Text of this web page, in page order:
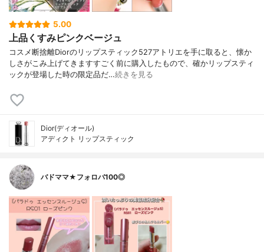
5.00
上品くすみピンクベージュ
コスメ断捨離Diorのリップスティック527アトリエを手に取ると、懐か
しさがこみ上げてきますすごく前に購入したもので、確かリップスティ
ックが登場した時の限定品だ…続きを見る
Dior(ディオール)
アディクト リップスティック
バドママ★フォロバ100◎